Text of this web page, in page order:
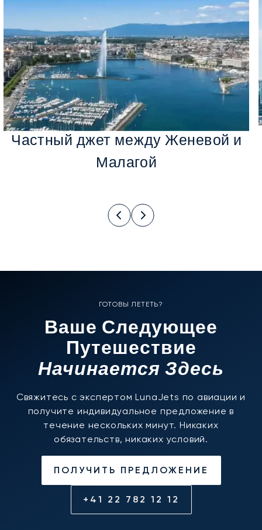
Частный джет между Женевой и
Малагой
ГОТОВЫ ЛЕТЕТЬ?
Ваше Следующее
Путешествие
Начинается Здесь
Свяжитесь с экспертом LunaJets по авиации и
получите индивидуальное предложение в
течение нескольких минут. Никаких
обязательств, никаких условий.
ПОЛУЧИТЬ ПРЕДЛОЖЕНИЕ
+41 22 782 12 12